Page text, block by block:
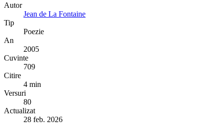
Autor
Jean de La Fontaine
Tip
Poezie
An
2005
Cuvinte
709
Citire
4 min
Versuri
80
Actualizat
28 feb. 2026